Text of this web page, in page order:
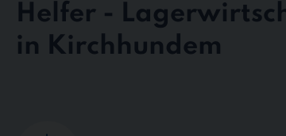
Helfer -
in Kirchhundem